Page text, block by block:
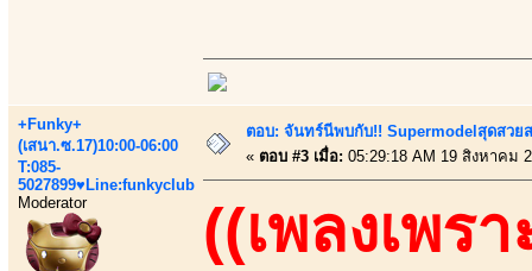
+Funky+
(เสนา.ซ.17)10:00-06:00
T:085-
5027899♥Line:funkyclub
Moderator
ตอบ: จันทร์นีพบกับ!! Supermodelสุดสวย
« ตอบ #3 เมื่อ: 05:29:18 AM 19 สิงหาคม
((เพลงเพรา